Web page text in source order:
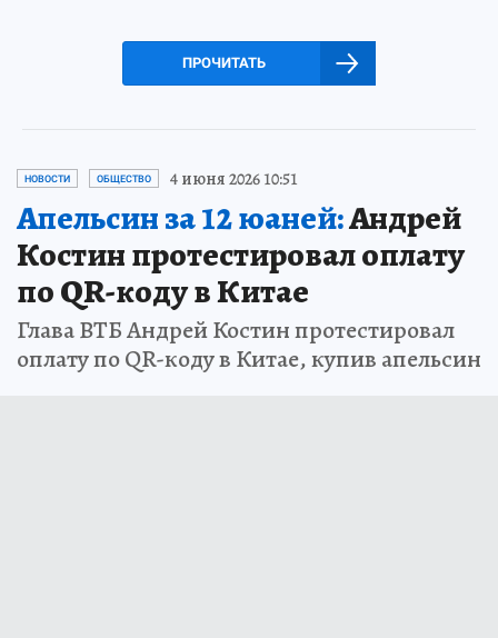
ПРОЧИТАТЬ
НОВОСТИ ОБЩЕСТВО 4 июня 2026 10:51
Апельсин за 12 юаней:Андрей
Костин протестировал оплату
по QR-коду в Китае
Глава ВТБ Андрей Костин протестировал
оплату по QR-коду в Китае, купив апельсин